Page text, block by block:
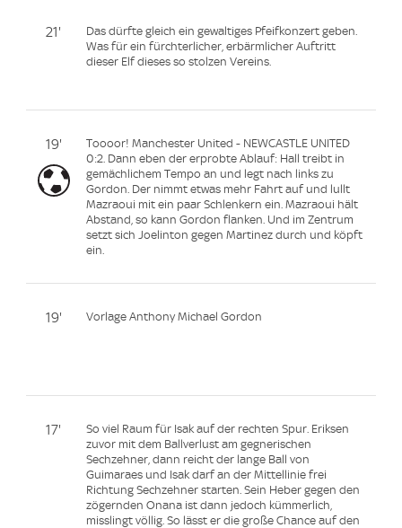
21'
Das dürfte gleich ein gewaltiges Pfeifkonzert geben.
Was für ein fürchterlicher, erbärmlicher Auftritt
dieser Elf dieses so stolzen Vereins.
19'
Toooor! Manchester United - NEWCASTLE UNITED
0:2. Dann eben der erprobte Ablauf: Hall treibt in
gemächlichem Tempo an und legt nach links zu
Gordon. Der nimmt etwas mehr Fahrt auf und lullt
Mazraoui mit ein paar Schlenkern ein. Mazraoui hält
Abstand, so kann Gordon flanken. Und im Zentrum
setzt sich Joelinton gegen Martinez durch und köpft
ein.
19' Vorlage Anthony Michael Gordon
17'
So viel Raum für Isak auf der rechten Spur. Eriksen
zuvor mit dem Ballverlust am gegnerischen
Sechzehner, dann reicht der lange Ball von
Guimaraes und Isak darf an der Mittellinie frei
Richtung Sechzehner starten. Sein Heber gegen den
zögernden Onana ist dann jedoch kümmerlich,
misslingt völlig. So lässt er die große Chance auf den